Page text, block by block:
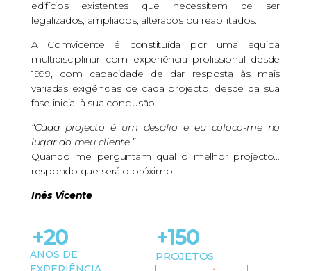
edifícios existentes que necessitem de ser
legalizados, ampliados, alterados ou reabilitados.
A Comvicente é constituída por uma equipa
multidisciplinar com experiência profissional desde
1999, com capacidade de dar resposta às mais
variadas exigências de cada projecto, desde da sua
fase inicial à sua conclusão.
“Cada projecto é um desafio e eu coloco-me no
lugar do meu cliente.”
Quando me perguntam qual o melhor projecto…
respondo que será o próximo.
Inês Vicente
+20
ANOS DE
+150
PROJETOS